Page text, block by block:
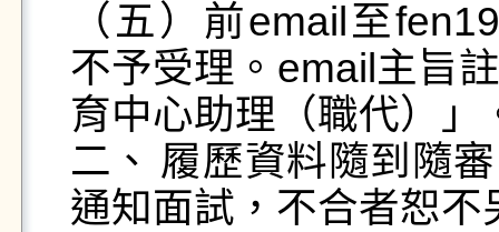
（五）前email至
不予受理。email主旨
育中心助理（職代）」
二、	履歷資料隨到隨審，初審通過另行以信件或電話
通知面試，不合者恕不